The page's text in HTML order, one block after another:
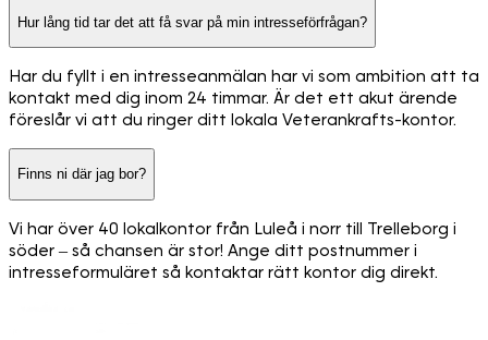
Hur lång tid tar det att få svar på min intresseförfrågan?
Har du fyllt i en intresseanmälan har vi som ambition att ta
kontakt med dig inom 24 timmar. Är det ett akut ärende
föreslår vi att du ringer ditt lokala Veterankrafts-kontor.
Finns ni där jag bor?
Vi har över 40 lokalkontor från Luleå i norr till Trelleborg i
söder – så chansen är stor! Ange ditt postnummer i
intresseformuläret så kontaktar rätt kontor dig direkt.